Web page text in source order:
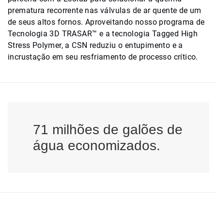
prematura recorrente nas válvulas de ar quente de um
de seus altos fornos. Aproveitando nosso programa de
Tecnologia 3D TRASAR™ e a tecnologia Tagged High
Stress Polymer, a CSN reduziu o entupimento e a
incrustação em seu resfriamento de processo crítico.
71 milhões de galões de
água economizados.